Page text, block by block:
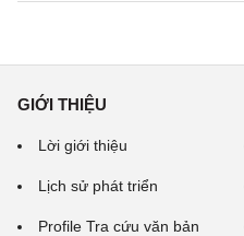
GIỚI THIỆU
Lời giới thiệu
Lịch sử phát triển
Profile Tra cứu văn bản